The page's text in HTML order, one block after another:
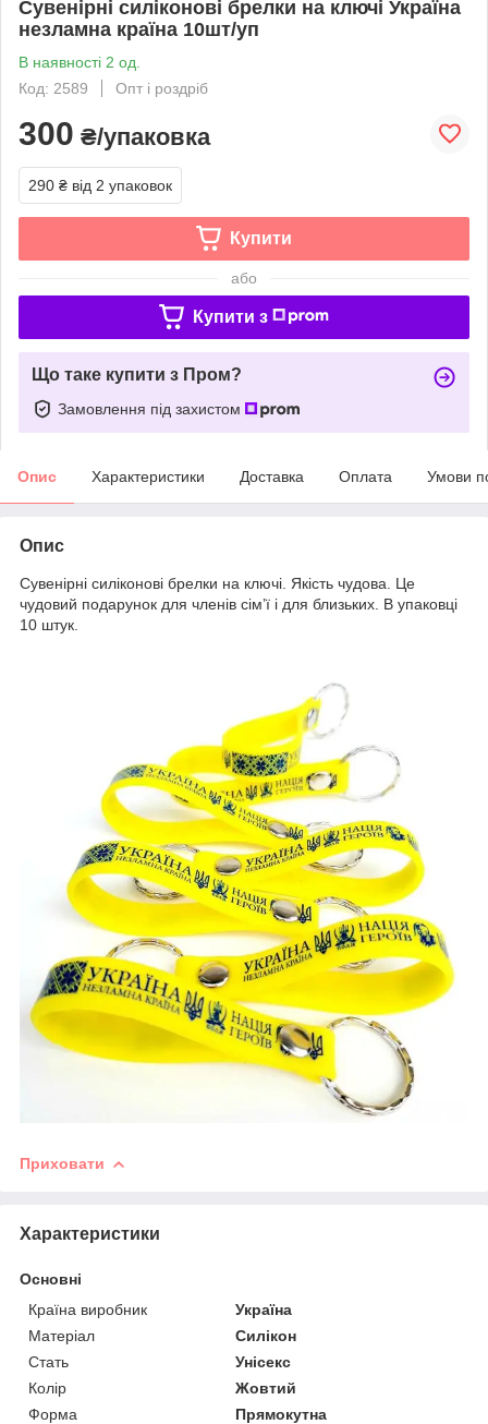
Сувенірні силіконові брелки на ключі Україна
незламна країна 10шт/уп
В наявності 2 од.
Код: 2589
Опт і роздріб
300 ₴/упаковка
290 ₴ від 2 упаковок
Купити
або
Купити з
Що таке купити з Пром?
Замовлення під захистом
Опис Характеристики Доставка Оплата Умови
Опис
Сувенірні силіконові брелки на ключі. Якість чудова. Це
чудовий подарунок для членів сім’ї і для близьких. В упаковці
10 штук.
Приховати
Характеристики
Основні
Країна виробник
Україна
Матеріал
Силікон
Стать
Унісекс
Колір
Жовтий
Форма
Прямокутна